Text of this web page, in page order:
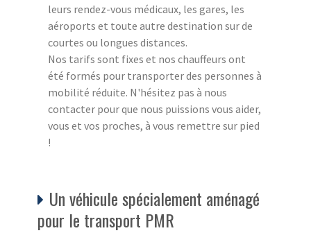
leurs rendez-vous médicaux, les gares, les
aéroports et toute autre destination sur de
courtes ou longues distances.
Nos tarifs sont fixes et nos chauffeurs ont
été formés pour transporter des personnes à
mobilité réduite. N'hésitez pas à nous
contacter pour que nous puissions vous aider,
vous et vos proches, à vous remettre sur pied
!
Un véhicule spécialement aménagé
pour le transport PMR